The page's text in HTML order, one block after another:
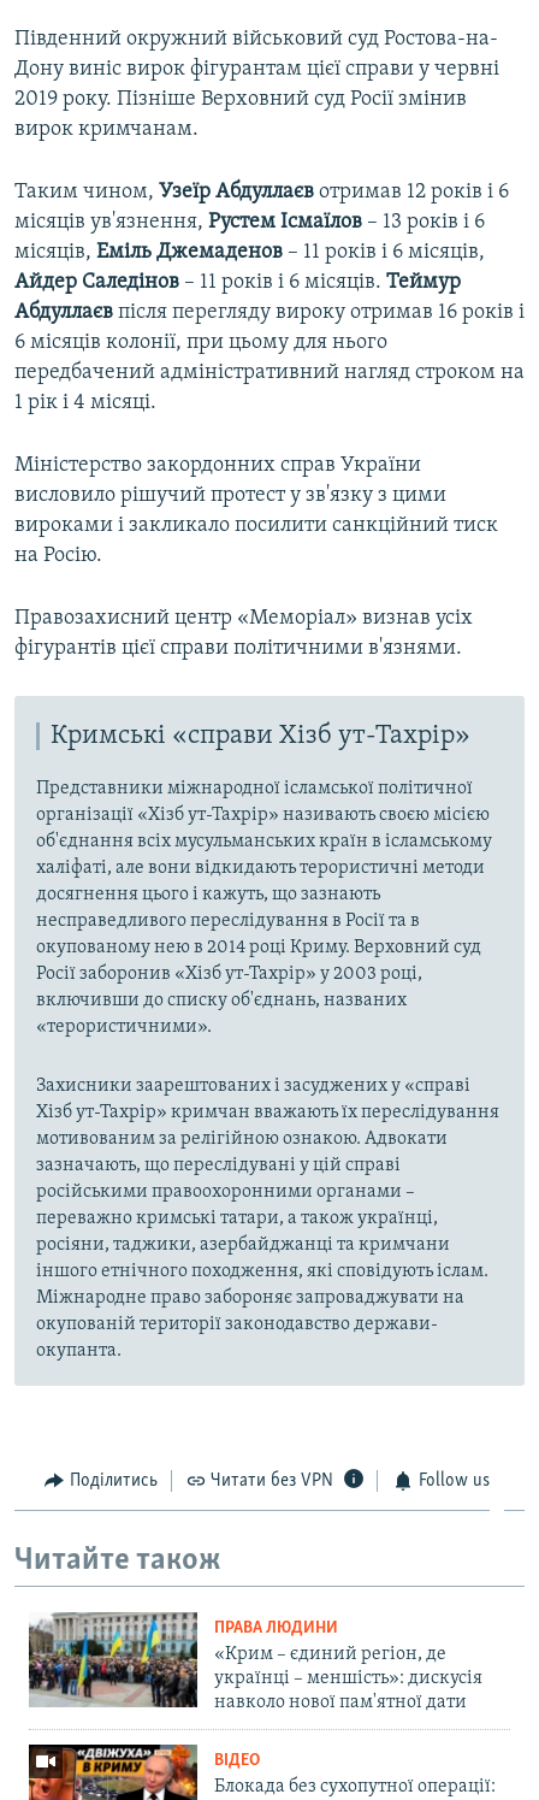
Південний окружний військовий суд Ростова-на-
Дону виніс вирок фігурантам цієї справи у червні
2019 року. Пізніше Верховний суд Росії змінив
вирок кримчанам.
Таким чином, Узеїр Абдуллаєв отримав 12 років і 6
місяців ув'язнення, Рустем Ісмаїлов – 13 років і 6
місяців, Еміль Джемаденов – 11 років і 6 місяців,
Айдер Саледінов – 11 років і 6 місяців. Теймур
Абдуллаєв після перегляду вироку отримав 16 років і
6 місяців колонії, при цьому для нього
передбачений адміністративний нагляд строком на
1 рік і 4 місяці.
Міністерство закордонних справ України
висловило рішучий протест у зв'язку з цими
вироками і закликало посилити санкційний тиск
на Росію.
Правозахисний центр «Меморіал» визнав усіх
фігурантів цієї справи політичними в'язнями.
Кримські «справи Хізб ут-Тахрір»
Представники міжнародної ісламської політичної
організації «Хізб ут-Тахрір» називають своєю місією
об'єднання всіх мусульманських країн в ісламському
халіфаті, але вони відкидають терористичні методи
досягнення цього і кажуть, що зазнають
несправедливого переслідування в Росії та в
окупованому нею в 2014 році Криму. Верховний суд
Росії заборонив «Хізб ут-Тахрір» у 2003 році,
включивши до списку об'єднань, названих
«терористичними».
Захисники заарештованих і засуджених у «справі
Хізб ут-Тахрір» кримчан вважають їх переслідування
мотивованим за релігійною ознакою. Адвокати
зазначають, що переслідувані у цій справі
російськими правоохоронними органами –
переважно кримські татари, а також українці,
росіяни, таджики, азербайджанці та кримчани
іншого етнічного походження, які сповідують іслам.
Міжнародне право забороняє запроваджувати на
окупованій території законодавство держави-
окупанта.
Поділитись Читати без VPN Follow us
Читайте також
ПРАВА ЛЮДИНИ
«Крим – єдиний регіон, де
українці – меншість»: дискусія
навколо нової пам'ятної дати
ВІДЕО
Блокада без сухопутної операції: